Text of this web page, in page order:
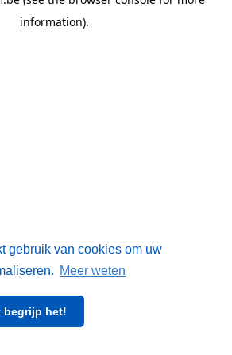
gebruik van cookies om uw
Meer weten
begrijp het!
information).